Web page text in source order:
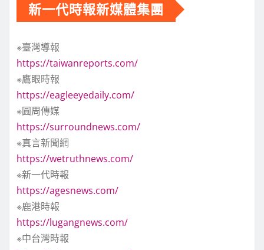
新一代時報新媒體集團
※臺灣導報
https://taiwanreports.com/
※鷹眼時報
https://eagleeyedaily.com/
※圓周傳媒
https://surroundnews.com/
※真言新聞網
https://wetruthnews.com/
※新一代時報
https://agesnews.com/
※鹿港時報
https://lugangnews.com/
※中台灣時報